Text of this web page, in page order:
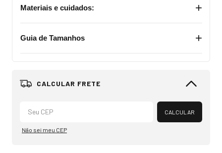
Materiais e cuidados: +
Guia de Tamanhos +
Alterar CEP
CALCULAR
Não sei meu CEP